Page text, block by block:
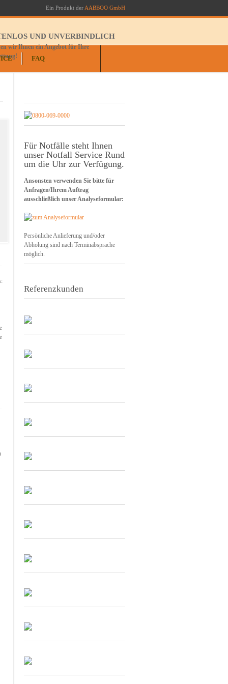
Ein Produkt der AABBOO GmbH
UND UNVERBINDLICH
wir Ihnen ein Angebot für Ihre
FAQ
Für Notfälle steht Ihnen
unser Notfall Service Rund
um die Uhr zur Verfügung.
Ansonsten verwenden Sie bitte für
Anfragen/Ihrem Auftrag
ausschließlich unser Analyseformular:
Persönliche Anlieferung und/oder
Abholung sind nach Terminabsprache
möglich.
Referenzkunden